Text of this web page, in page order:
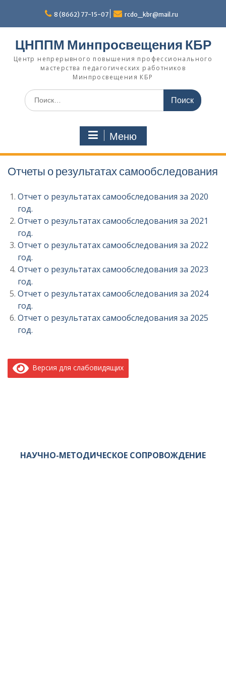
содержимому
8 (8662) 77-15-07 rcdo_kbr@mail.ru
ЦНППМ Минпросвещения КБР
Центр непрерывного повышения профессионального
мастерства педагогических работников
Минпросвещения КБР
Искать:
Меню
Отчеты о результатах самообследования
Отчет о результатах самообследования за 2020
год.
Отчет о результатах самообследования за 2021
год.
Отчет о результатах самообследования за 2022
год.
Отчет о результатах самообследования за 2023
год.
Отчет о результатах самообследования за 2024
год.
Отчет о результатах самообследования за 2025
год.
Версия для слабовидящих
НАУЧНО-МЕТОДИЧЕСКОЕ СОПРОВОЖДЕНИЕ